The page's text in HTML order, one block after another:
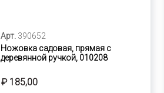
Арт. 390652
Ножовка садовая, прямая с
деревянной ручкой, 010208
₽ 185,00